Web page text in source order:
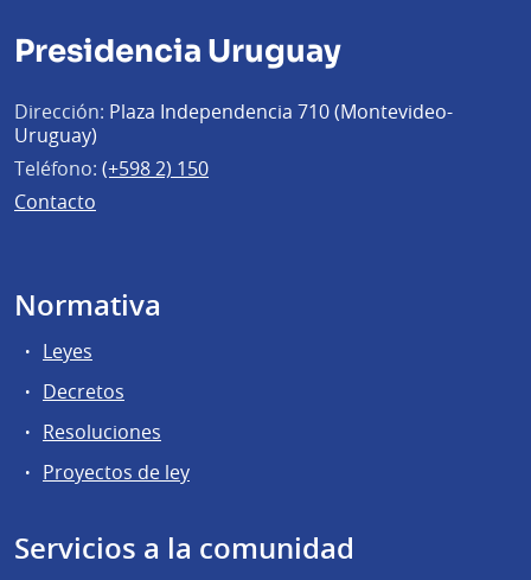
Presidencia Uruguay
Dirección: Plaza Independencia 710 (Montevideo-
Uruguay)
Teléfono: (+598 2) 150
Contacto
Normativa
Leyes
Decretos
Resoluciones
Proyectos de ley
Servicios a la comunidad